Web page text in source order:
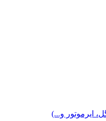
ایرموتور و...)